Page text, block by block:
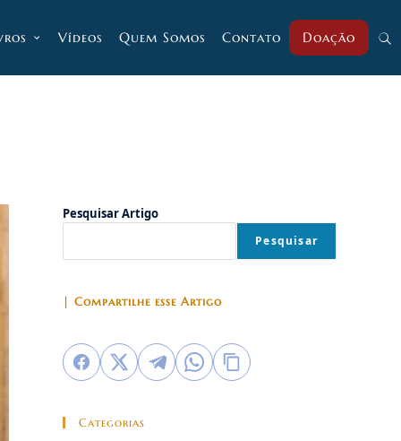
Vídeos Quem Somos Contato Doação
Pesquisar Artigo
Pesquisar
| Compartilhe esse Artigo
Categorias